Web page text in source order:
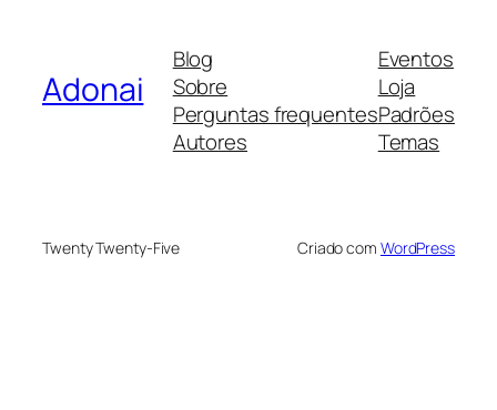
Adonai
Blog
Sobre
Perguntas frequentes
Autores
Eventos
Loja
Padrões
Temas
Twenty Twenty-Five Criado com WordPress